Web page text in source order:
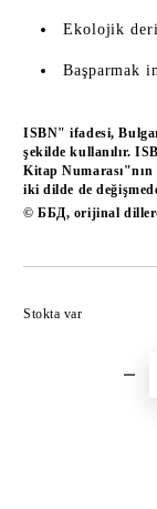
Ekolojik
Başparmak
ISBN" ifadesi,
şekilde kullanılır.
Kitap Numarası"nın
iki dilde de
© ББД, orijinal
Stokta var